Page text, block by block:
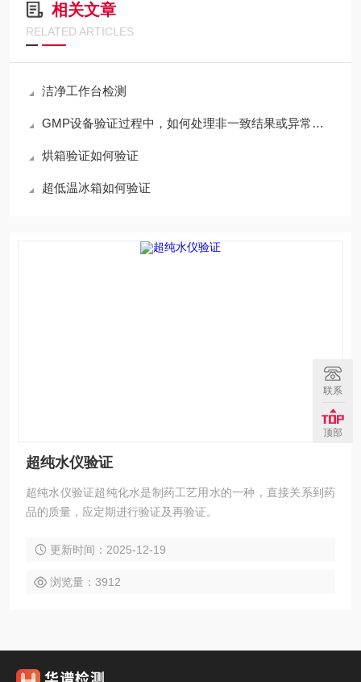
相关文章
RELATED ARTICLES
洁净工作台检测
GMP设备验证过程中，如何处理非一致结果或异常情况？
烘箱验证如何验证
超低温冰箱如何验证
超纯水仪验证
超纯水仪验证超纯化水是制药工艺用水的一种，直接关系到药
品的质量，应定期进行验证及再验证。
更新时间：2025-12-19
浏览量：3912
联系
顶部